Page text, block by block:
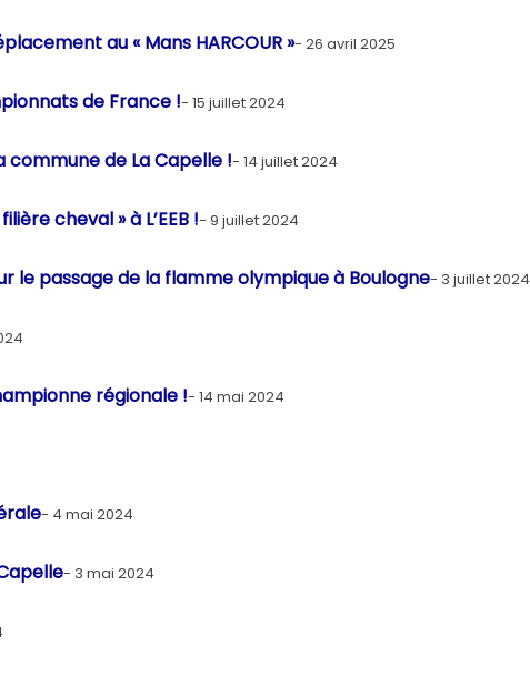
au « Mans HARCOUR » 26 avril 2025
de France ! 15 juillet 2024
commune de La Capelle ! 14 juillet 2024
cheval » à L’EEB ! 9 juillet 2024
le passage de la flamme olympique à Boulogne 3 juillet 2024
régionale ! 14 mai 2024
4 mai 2024
3 mai 2024